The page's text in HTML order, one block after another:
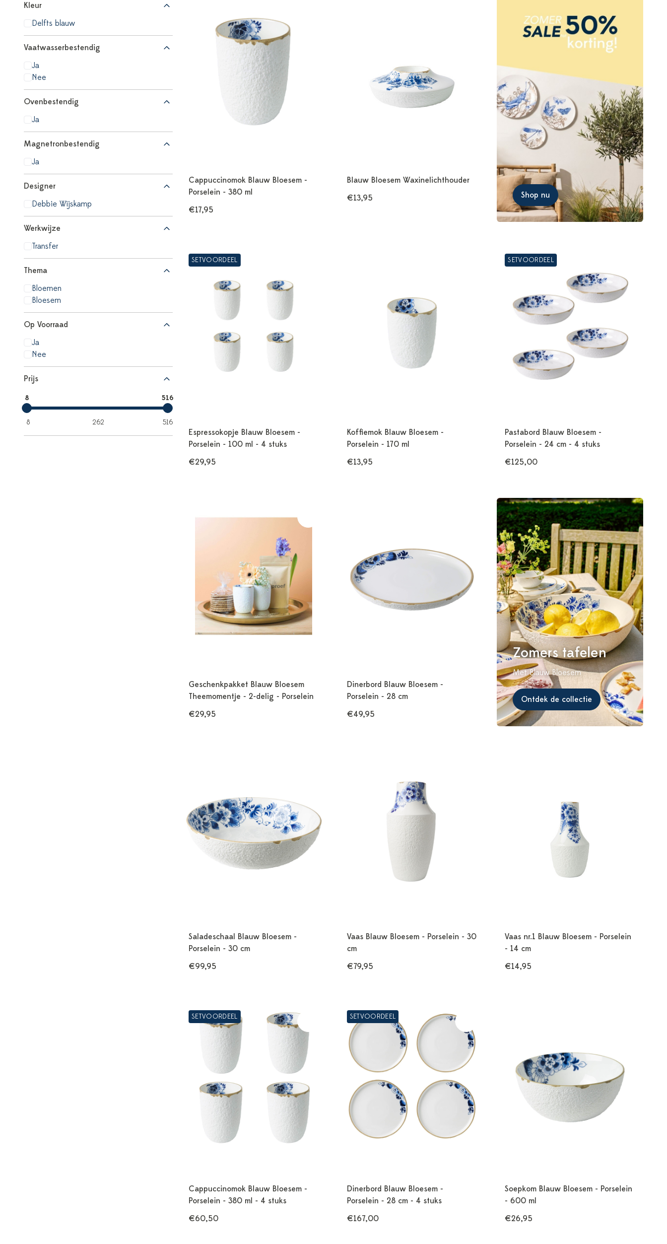
Prijs
8 516
8 262 516
Kleur
Delfts blauw
Vaatwasserbestendig
Ja
Nee
Ovenbestendig
Ja
Magnetronbestendig
Ja
Designer
Debbie Wijskamp
Werkwijze
Transfer
Thema
Bloemen
Bloesem
Op Voorraad
Ja
Nee
Cappuccinomok Blauw Bloesem -
Porselein - 380 ml
€17,95
Blauw Bloesem Waxinelichthouder
€13,95
Shop nu
SETVOORDEEL
Espressokopje Blauw Bloesem -
Porselein - 100 ml - 4 stuks
€29,95
Koffiemok Blauw Bloesem -
Porselein - 170 ml
€13,95
SETVOORDEEL
Pastabord Blauw Bloesem -
Porselein - 24 cm - 4 stuks
€125,00
Geschenkpakket Blauw Bloesem
Theemomentje - 2-delig - Porselein
€29,95
Dinerbord Blauw Bloesem -
Porselein - 28 cm
€49,95
Zomers tafelen
Met Blauw Bloesem
Ontdek de collectie
Saladeschaal Blauw Bloesem -
Porselein - 30 cm
€99,95
Vaas Blauw Bloesem - Porselein - 30
cm
€79,95
Vaas nr.1 Blauw Bloesem - Porselein
- 14 cm
€14,95
SETVOORDEEL
Cappuccinomok Blauw Bloesem -
Porselein - 380 ml - 4 stuks
€60,50
SETVOORDEEL
Dinerbord Blauw Bloesem -
Porselein - 28 cm - 4 stuks
€167,00
Soepkom Blauw Bloesem - Porselein
- 600 ml
€26,95